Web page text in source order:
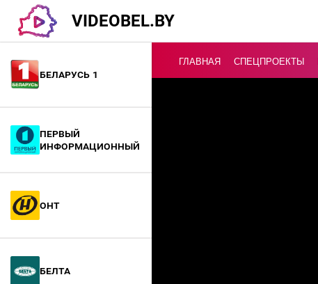
VIDEOBEL.BY
Беларусь 1
Первый
информационный
ОНТ
БелТА
ГЛАВНАЯ СПЕЦПРОЕКТЫ